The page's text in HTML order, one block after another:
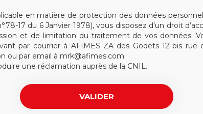
en matière de protection des données
17 du 6 Janvier 1978), vous disposez d’un droit
et de limitation du traitement de vos données.
par courrier à AFIMES ZA des Godets 12 bis rue
ou par email à mrk@afimes.com.
une réclamation auprès de la CNIL.